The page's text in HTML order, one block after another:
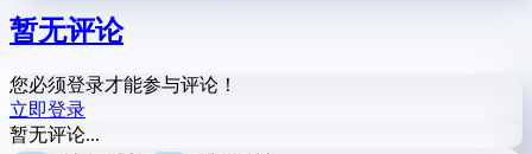
暂无评论
您必须登录才能参与评论！
立即登录
暂无评论...